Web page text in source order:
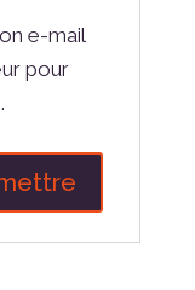
e-mail
pour